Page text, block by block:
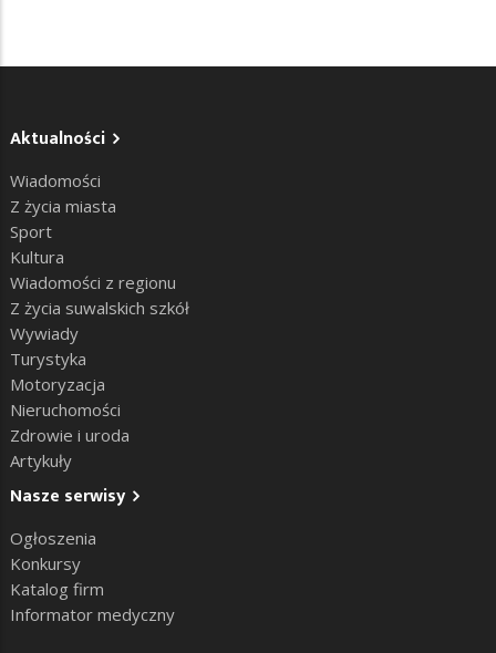
Aktualności
Wiadomości
Z życia miasta
Sport
Kultura
Wiadomości z regionu
Z życia suwalskich szkół
Wywiady
Turystyka
Motoryzacja
Nieruchomości
Zdrowie i uroda
Artykuły
Nasze serwisy
Ogłoszenia
Konkursy
Katalog firm
Informator medyczny